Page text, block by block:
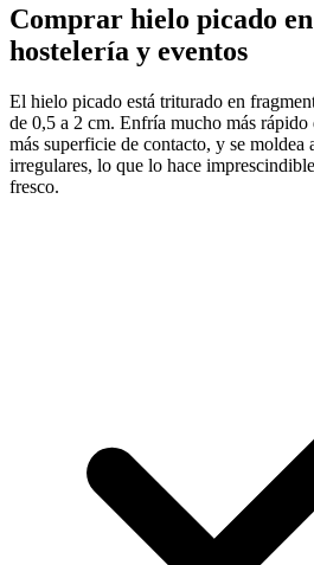
Comprar hielo picado en
hostelería y eventos
El hielo picado está triturado en
de 0,5 a 2 cm. Enfría mucho más
más superficie de contacto, y se moldea
irregulares, lo que lo hace
fresco.